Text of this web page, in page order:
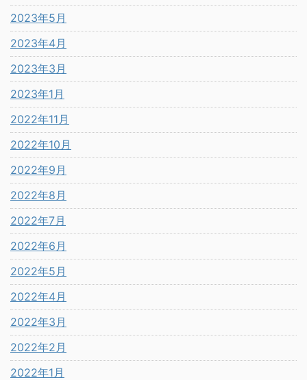
2023年5月
2023年4月
2023年3月
2023年1月
2022年11月
2022年10月
2022年9月
2022年8月
2022年7月
2022年6月
2022年5月
2022年4月
2022年3月
2022年2月
2022年1月